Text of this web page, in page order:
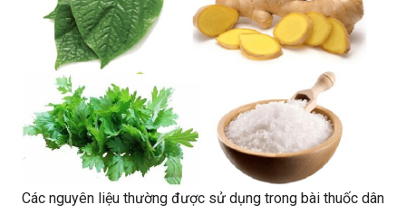
Các nguyên liệu thường được sử dụng trong bài thuốc dân